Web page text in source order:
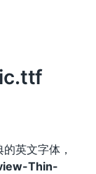
英文字体，
Thin-